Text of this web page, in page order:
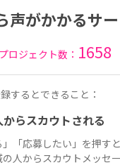
声がかかるサ
ロジェクト数： 1658
するとできること：
らスカウトされる
「応募したい」を押す
人からスカウトメッセ